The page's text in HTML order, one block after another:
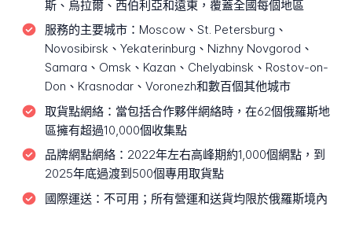
斯、烏拉爾、西伯利亞和遠東，覆蓋全國每個地區
服務的主要城市： Moscow、St. Petersburg、
Novosibirsk、Yekaterinburg、Nizhny Novgorod、
Samara、Omsk、Kazan、Chelyabinsk、Rostov-on-
Don、Krasnodar、Voronezh和數百個其他城市
取貨點網絡： 當包括合作夥伴網絡時，在62個俄羅斯地
區擁有超過10,000個收集點
品牌網點網絡： 2022年左右高峰期約1,000個網點，到
2025年底過渡到500個專用取貨點
國際運送： 不可用；所有營運和送貨均限於俄羅斯境內